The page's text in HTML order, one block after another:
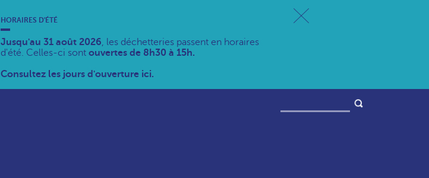
HORAIRES D'ÉTÉ
Jusqu'au 31 août 2026, les déchetteries passent en horaires
d'été. Celles-ci sont ouvertes de 8h30 à 15h.
Consultez les jours d'ouverture ici.